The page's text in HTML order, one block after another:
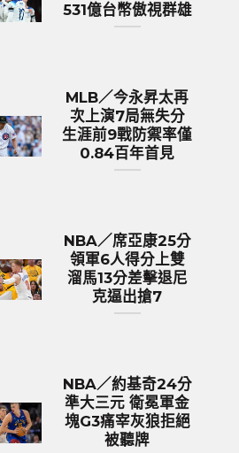
531億台幣傲視群雄
MLB／今永昇太再
次上演7局無失分
生涯前9戰防禦率僅
0.84百年首見
NBA／席亞康25分
領軍6人得分上雙
溜馬13分差擊退尼
克逼出搶7
NBA／約基奇24分
準大三元 衛冕軍金
塊G3痛宰灰狼拒絕
被聽牌